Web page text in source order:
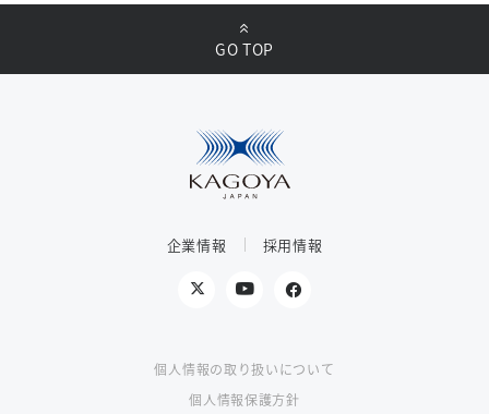
企業情報 採用情報
個人情報の取り扱いについて
個人情報保護方針
GO TOP